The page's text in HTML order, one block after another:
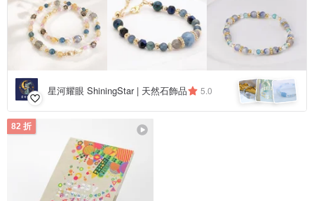
星河耀眼 ShiningStar | 天然石飾品 5.0
82 折